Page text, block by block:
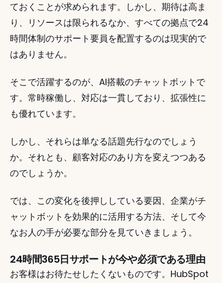
ておくことが求められます。しかし、期待は高ま
り、リソースは限られるなか、すべての拠点で24
時間体制のサポート要員を配置するのは現実的で
はありません。
そこで活躍するのが、AI搭載のチャットボットで
す。常時稼働し、対応は一貫しており、拡張性に
も優れています。
しかし、それらは単なる話題先行なのでしょう
か。それとも、顧客対応のあり方を変えつつある
のでしょうか。
では、この変化を後押ししている要因、企業がチ
ャットボットを効果的に活用する方法、そして今
なお人の手が必要な部分を見ていきましょう。
24時間365日サポートが今や必須である理由
お客様はお待たせしたくないものです。HubSpot